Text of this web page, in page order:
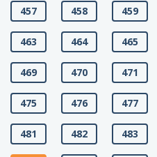
457 458 459
463 464 465
469 470 471
475 476 477
481 482 483